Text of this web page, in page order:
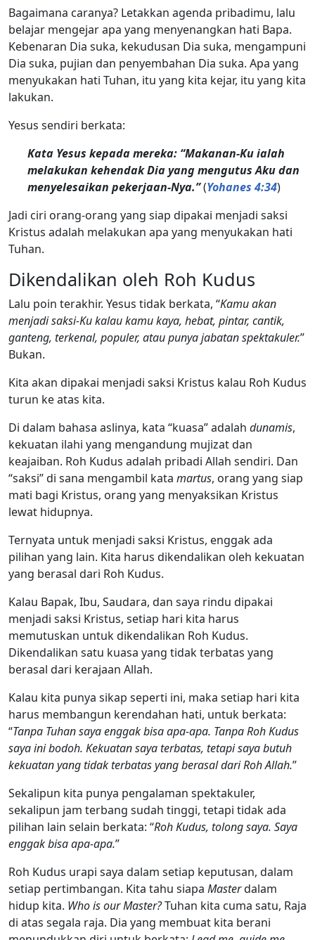
Bagaimana caranya? Letakkan agenda pribadimu, lalu
belajar mengejar apa yang menyenangkan hati Bapa.
Kebenaran Dia suka, kekudusan Dia suka, mengampuni
Dia suka, pujian dan penyembahan Dia suka. Apa yang
menyukakan hati Tuhan, itu yang kita kejar, itu yang kita
lakukan.
Yesus sendiri berkata:
Kata Yesus kepada mereka: “Makanan-Ku ialah
melakukan kehendak Dia yang mengutus Aku dan
menyelesaikan pekerjaan-Nya.”(Yohanes 4:34)
Jadi ciri orang-orang yang siap dipakai menjadi saksi
Kristus adalah melakukan apa yang menyukakan hati
Tuhan.
Dikendalikan oleh Roh Kudus
Lalu poin terakhir. Yesus tidak berkata, “Kamu akan
menjadi saksi-Ku kalau kamu kaya, hebat, pintar, cantik,
ganteng, terkenal, populer, atau punya jabatan spektakuler.”
Bukan.
Kita akan dipakai menjadi saksi Kristus kalau Roh Kudus
turun ke atas kita.
Di dalam bahasa aslinya, kata “kuasa” adalah dunamis,
kekuatan ilahi yang mengandung mujizat dan
keajaiban. Roh Kudus adalah pribadi Allah sendiri. Dan
“saksi” di sana mengambil kata martus, orang yang siap
mati bagi Kristus, orang yang menyaksikan Kristus
lewat hidupnya.
Ternyata untuk menjadi saksi Kristus, enggak ada
pilihan yang lain. Kita harus dikendalikan oleh kekuatan
yang berasal dari Roh Kudus.
Kalau Bapak, Ibu, Saudara, dan saya rindu dipakai
menjadi saksi Kristus, setiap hari kita harus
memutuskan untuk dikendalikan Roh Kudus.
Dikendalikan satu kuasa yang tidak terbatas yang
berasal dari kerajaan Allah.
Kalau kita punya sikap seperti ini, maka setiap hari kita
harus membangun kerendahan hati, untuk berkata:
“Tanpa Tuhan saya enggak bisa apa-apa. Tanpa Roh Kudus
saya ini bodoh. Kekuatan saya terbatas, tetapi saya butuh
kekuatan yang tidak terbatas yang berasal dari Roh Allah.”
Sekalipun kita punya pengalaman spektakuler,
sekalipun jam terbang sudah tinggi, tetapi tidak ada
pilihan lain selain berkata: “Roh Kudus, tolong saya. Saya
enggak bisa apa-apa.”
Roh Kudus urapi saya dalam setiap keputusan, dalam
setiap pertimbangan. Kita tahu siapa Masterdalam
hidup kita. Who is our Master?Tuhan kita cuma satu, Raja
di atas segala raja. Dia yang membuat kita berani